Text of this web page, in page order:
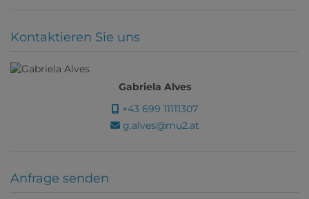
Kontaktieren Sie uns
Gabriela Alves
+43 699 11111307
g.alves@mu2.at
Anfrage senden